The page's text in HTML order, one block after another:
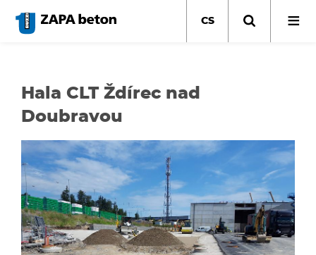
hlavnímu
CS
Hala CLT Ždírec nad
Doubravou